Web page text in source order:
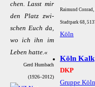
chen. Lasst mir
den Platz zwi­
schen Euch da,
wo ich ihn im
Le­ben hat­te.«
Gerd Humbach
(1926–2012)
Raimund
Stadtpark 68,
Köln
Köln Kalk
DKP
Gruppe